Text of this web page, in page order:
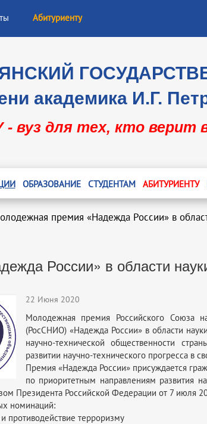
Абитуриенту
академика И.Г.
- вуз для тех, кто верит
ОБРАЗОВАНИЕ СТУДЕНТАМ АБИТУРИЕНТУ
премия «Надежда России» в
России» в области
22 Июня 2020
Молодежная премия Российского Союза
(РосСНИО) «Надежда России» в области
научно-технической общественности
развитии научно-технического прогресса в
Премия «Надежда России» присуждается
по приоритетным направлениям развития
Президента Российской Федерации от 7 июля
номинаций:
и противодействие терроризму